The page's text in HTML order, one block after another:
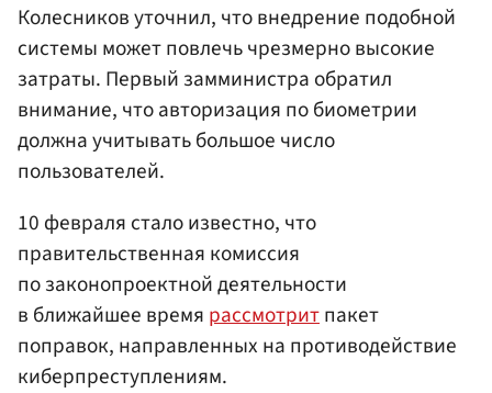
Колесников уточнил, что внедрение подобной
системы может повлечь чрезмерно высокие
затраты. Первый замминистра обратил
внимание, что авторизация по биометрии
должна учитывать большое число
пользователей.
10 февраля стало известно, что
правительственная комиссия
по законопроектной деятельности
в ближайшее время рассмотритпакет
поправок, направленных на противодействие
киберпреступлениям.